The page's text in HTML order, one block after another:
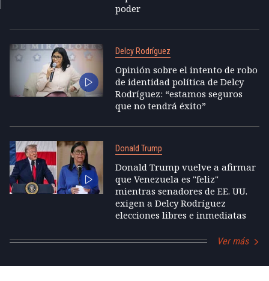
poder
Delcy Rodríguez
Opinión sobre el intento de robo
de identidad política de Delcy
Rodríguez: “estamos seguros
que no tendrá éxito”
Donald Trump
Donald Trump vuelve a afirmar
que Venezuela es "feliz"
mientras senadores de EE. UU.
exigen a Delcy Rodríguez
elecciones libres e inmediatas
Ver más